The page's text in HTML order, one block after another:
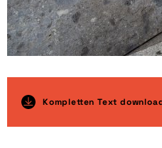
Kompletten Text